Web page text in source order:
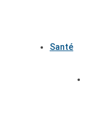
Santé